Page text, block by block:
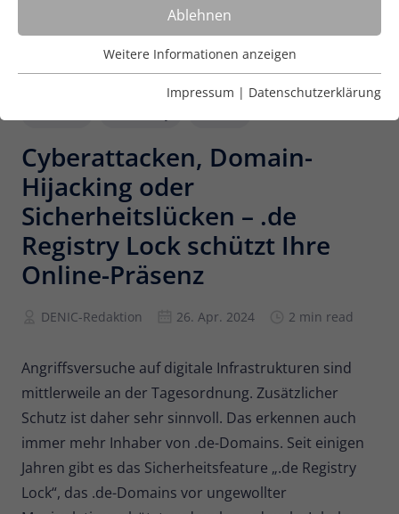
Cyberattacken, Domain-
Hijacking oder
Sicherheitslücken – .de
Registry Lock schützt Ihre
Online-Präsenz
DENIC-Redaktion 26. Apr. 2024 2 min read
Angriffsversuche auf digitale Infrastrukturen sind
mittlerweile an der Tagesordnung. Zusätzlicher
Schutz ist daher sehr sinnvoll. Das erkennen auch
immer mehr Inhaber von .de-Domains. Seit einigen
Jahren gibt es das Sicherheitsfeature „.de Registry
Lock“, das .de-Domains vor ungewollter
Ablehnen
Nutzungsanalyse
Cookies zur Nutzungsanalyse ermöglichen es uns zu
Anbieter Matomo
Laufzeit 6 Monate
Zweck
Zur Speicherung der
Attributionsinformationen, des
Besuch der Website verwendet wurde
Name _pk_id
Anbieter Matomo
Laufzeit 13 Monate
Zweck
Wird verwendet, um einige Details über
den Benutzer zu speichern, wie z. B. die
Weitere Informationen anzeigen
Impressum | Datenschutzerklärung